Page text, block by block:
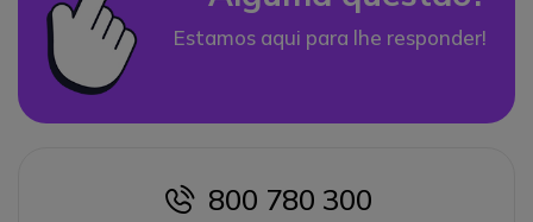
Estamos aqui para lhe responder!
icon
800 780 300